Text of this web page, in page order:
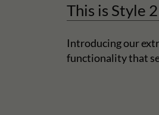
This is Style 2
Introducing our
functionality that